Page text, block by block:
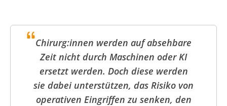
Chirurg:innen werden auf absehbare
Zeit nicht durch Maschinen oder KI
ersetzt werden. Doch diese werden
sie dabei unterstützen, das Risiko von
operativen Eingriffen zu senken, den